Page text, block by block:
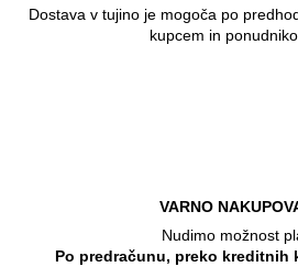
Dostava v tujino je mogoča po
kupcem in
VARNO
Nudimo možnost
Po predračunu, preko kreditnih